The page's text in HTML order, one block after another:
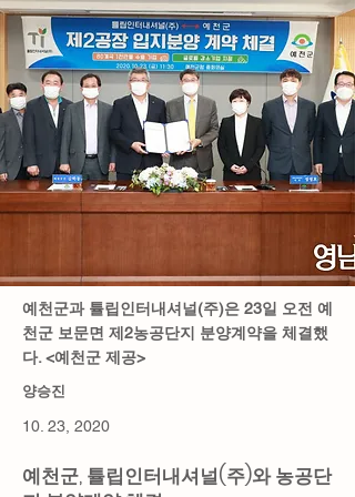
예천군과 튤립인터내셔널(주)은 23일 오전 예
천군 보문면 제2농공단지 분양계약을 체결했
다. <예천군 제공>
양승진
10. 23, 2020
예천군, 튤립인터내셔널(주)와 농공단